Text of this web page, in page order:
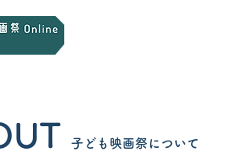
子ども映画祭について